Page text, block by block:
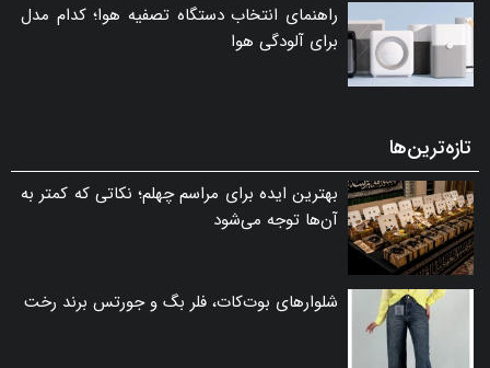
راهنمای انتخاب دستگاه تصفیه هوا؛ کدام مدل
برای آلودگی هوا
تازه‌ترین‌ها
بهترین ایده برای مراسم چهلم؛ نکاتی که کمتر به
آن‌ها توجه می‌شود
شلوارهای بوت‌کات، فلر بگ و جورتس برند رخت